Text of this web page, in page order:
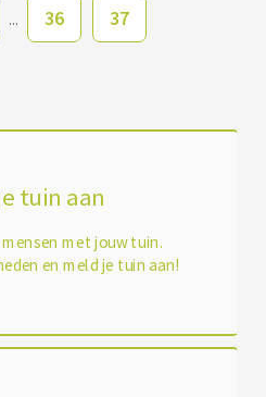
... 36 37
tuin aan
met jouw tuin.
en meld je tuin aan!